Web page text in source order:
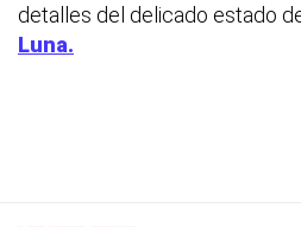
detalles del delicado estado
Luna.